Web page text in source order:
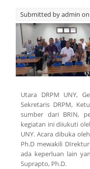
Submitted byadmin
Utara DRPM UNY,
Sekretaris DRPM,
sumber dari BRIN,
kegiatan ini diiukuti
UNY. Acara dibuka
Ph.D mewakili
ada keperluan lain
Suprapto, Ph.D.